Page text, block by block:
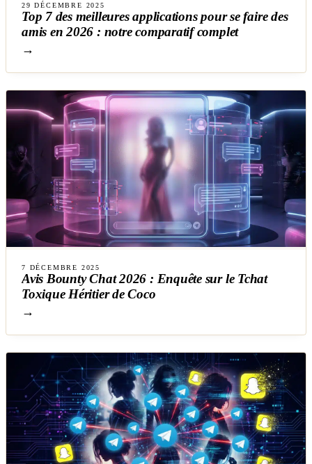
29 DÉCEMBRE 2025
Top 7 des meilleures applications pour se faire des
amis en 2026 : notre comparatif complet
→
7 DÉCEMBRE 2025
Avis Bounty Chat 2026 : Enquête sur le Tchat
Toxique Héritier de Coco
→